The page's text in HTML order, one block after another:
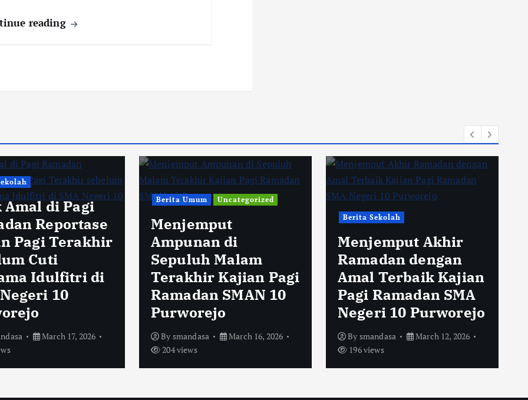
reading
Amal di Pagi
Reportase
Pagi Terakhir
Cuti
Idulfitri di
10
March 17, 2026
Berita Umum Uncategorized
Menjemput
Ampunan di
Sepuluh Malam
Terakhir Kajian Pagi
Ramadan SMAN 10
Purworejo
By smandasa
March 16, 2026
204 views
Berita Sekolah
Menjemput Akhir
Ramadan dengan
Amal Terbaik Kajian
Pagi Ramadan SMA
Negeri 10 Purworejo
By smandasa
March 12, 2026
196 views